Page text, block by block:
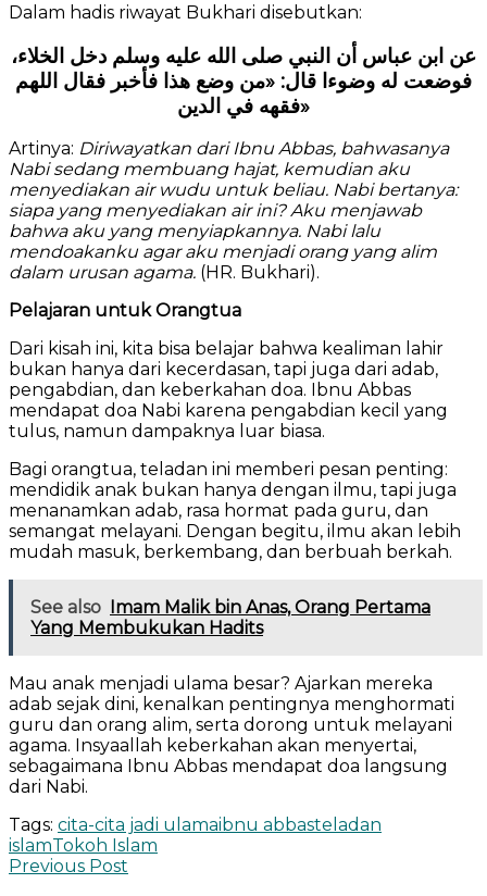
Dalam hadis riwayat Bukhari disebutkan:
ﻋﻦ اﺑﻦ ﻋﺒﺎﺱ ﺃﻥ اﻟﻨﺒﻲ ﺻﻠﻰ اﻟﻠﻪ ﻋﻠﻴﻪ ﻭﺳﻠﻢ ﺩﺧﻞ اﻟﺨﻼء،
ﻓﻮﺿﻌﺖ ﻟﻪ ﻭﺿﻮءا ﻗﺎﻝ: «ﻣﻦ ﻭﺿﻊ ﻫﺬا ﻓﺄﺧﺒﺮ ﻓﻘﺎﻝ اﻟﻠﻬﻢ
ﻓﻘﻬﻪ ﻓﻲ اﻟﺪﻳﻦ»
Artinya: Diriwayatkan dari Ibnu Abbas, bahwasanya
Nabi sedang membuang hajat, kemudian aku
menyediakan air wudu untuk beliau. Nabi bertanya:
siapa yang menyediakan air ini? Aku menjawab
bahwa aku yang menyiapkannya. Nabi lalu
mendoakanku agar aku menjadi orang yang alim
dalam urusan agama. (HR. Bukhari).
Pelajaran untuk Orangtua
Dari kisah ini, kita bisa belajar bahwa kealiman lahir
bukan hanya dari kecerdasan, tapi juga dari adab,
pengabdian, dan keberkahan doa. Ibnu Abbas
mendapat doa Nabi karena pengabdian kecil yang
tulus, namun dampaknya luar biasa.
Bagi orangtua, teladan ini memberi pesan penting:
mendidik anak bukan hanya dengan ilmu, tapi juga
menanamkan adab, rasa hormat pada guru, dan
semangat melayani. Dengan begitu, ilmu akan lebih
mudah masuk, berkembang, dan berbuah berkah.
See also
Imam Malik bin Anas, Orang Pertama
Yang Membukukan Hadits
Mau anak menjadi ulama besar? Ajarkan mereka
adab sejak dini, kenalkan pentingnya menghormati
guru dan orang alim, serta dorong untuk melayani
agama. Insyaallah keberkahan akan menyertai,
sebagaimana Ibnu Abbas mendapat doa langsung
dari Nabi.
Tags: cita-cita jadi ulamaibnu abbasteladan
islamTokoh Islam
Previous Post